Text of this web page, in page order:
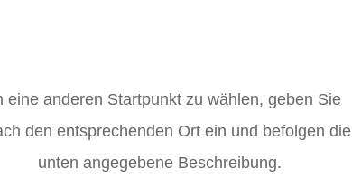
eine anderen Startpunkt zu wählen, geben Sie
den entsprechenden Ort ein und befolgen die
unten angegebene Beschreibung.